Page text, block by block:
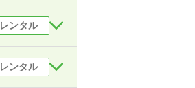
レンタル
レンタル